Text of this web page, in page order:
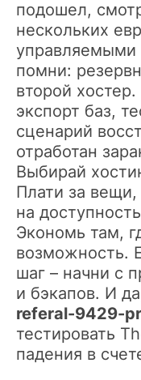
подошел,
нескольких
управляемыми
помни:
второй
экспорт баз,
сценарий
отработан
Выбирай
Плати за
на
Экономь там,
возможность.
шаг – начни с
и бэкапов. И
referal-9429-
тестировать
падения в